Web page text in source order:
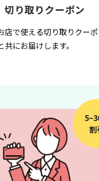
切り取りクーポン
店で使える切り取りクー
共にお届けします。
割